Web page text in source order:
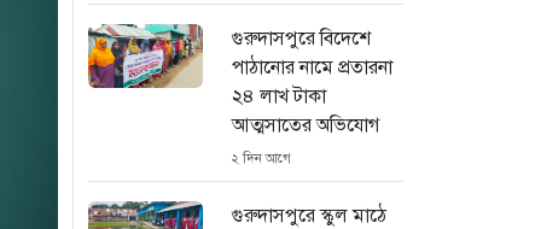
গুরুদাসপুরে বিদেশে
পাঠানোর নামে প্রতারনা
২৪ লাখ টাকা
আত্মসাতের অভিযোগ
২ দিন আগে
গুরুদাসপুরে স্কুল মাঠে